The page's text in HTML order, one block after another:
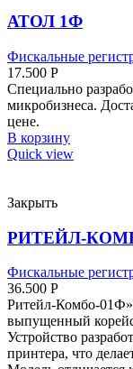
АТОЛ 1Ф
Фискальные
17.500 Р
Специально
микробизнеса.
цене.
В корзину
Quick view
Закрыть
РИТЕЙЛ-
Фискальные
36.500 Р
Ритейл-Комбо-
выпущенный
Устройство
принтера, что